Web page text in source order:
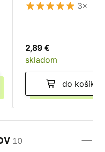
3×
2,89 €
skladom
do košíka
10